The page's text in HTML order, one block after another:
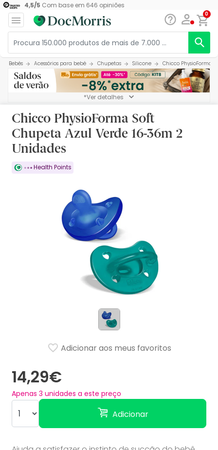
4,5/5 Com base em 646 opiniões
0
Bebés Acessórios para bebé Chupetas Silicone Chicco PhysioForma
*Ver detalhes
Chicco PhysioForma Soft
Chupeta Azul Verde 16-36m 2
Unidades
Health Points
14,29€
Apenas 3 unidades a este preço
Adicionar
Adicionar aos meus favoritos